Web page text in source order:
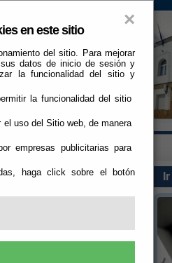
×
en este sitio
del sitio. Para mejorar
datos de inicio de sesión y
la funcionalidad del sitio y
la funcionalidad del sitio
uso del Sitio web, de manera
empresas publicitarias para
haga click sobre el botón
Deportes